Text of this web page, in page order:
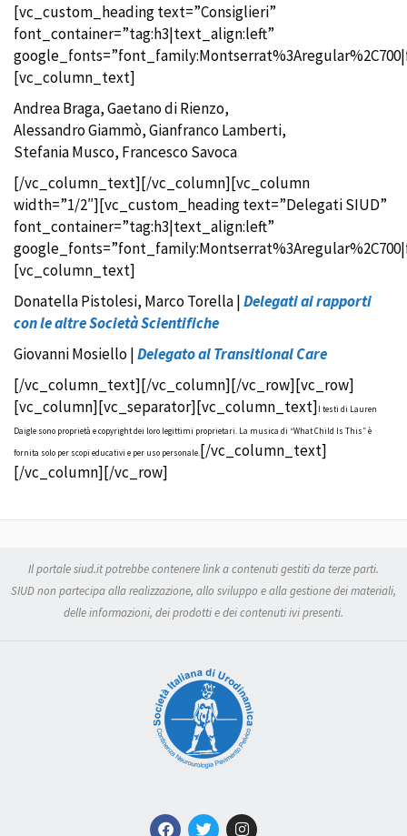
[vc_custom_heading text=”Consiglieri”
font_container=”tag:h3|text_align:left”
[vc_column_text]
Andrea Braga,Gaetano di Rienzo,
Alessandro Giammò, Gianfranco Lamberti,
Stefania Musco, Francesco Savoca
[/vc_column_text][/vc_column][vc_column
width=”1/2″][vc_custom_heading text=”Delegati SIUD”
font_container=”tag:h3|text_align:left”
[vc_column_text]
Donatella Pistolesi, Marco Torella |Delegati ai rapporti
con le altre Società Scientifiche
Giovanni Mosiello |Delegato al Transitional Care
[/vc_column_text][/vc_column][/vc_row][vc_row]
[vc_column][vc_separator][vc_column_text]I testi di Lauren
Daigle sono proprietà e copyright dei loro legittimi proprietari. La musica di “What Child Is This” è
fornita solo per scopi educativi e per uso personale. [/vc_column_text]
[/vc_column][/vc_row]
Il portale siud.it potrebbe contenere link a contenuti gestiti da terze parti.
SIUD non partecipa alla realizzazione, allo sviluppo e alla gestione dei materiali,
delle informazioni, dei prodotti e dei contenuti ivi presenti.